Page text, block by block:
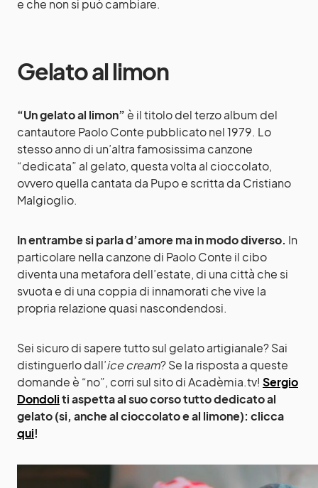
e che non si può cambiare.
Gelato al limon
“Un gelato al limon” è il titolo del terzo album del
cantautore Paolo Conte pubblicato nel 1979. Lo
stesso anno di un’altra famosissima canzone
“dedicata” al gelato, questa volta al cioccolato,
ovvero quella cantata da Pupo e scritta da Cristiano
Malgioglio.
In entrambe si parla d’amore ma in modo diverso. In
particolare nella canzone di Paolo Conte il cibo
diventa una metafora dell’estate, di una città che si
svuota e di una coppia di innamorati che vive la
propria relazione quasi nascondendosi.
Sei sicuro di sapere tutto sul gelato artigianale? Sai
distinguerlo dall’ice cream? Se la risposta a queste
domande è “no”, corri sul sito di Acadèmia.tv! Sergio
Dondoliti aspetta al suo corso tutto dedicato al
gelato (si, anche al cioccolato e al limone): clicca
qui!